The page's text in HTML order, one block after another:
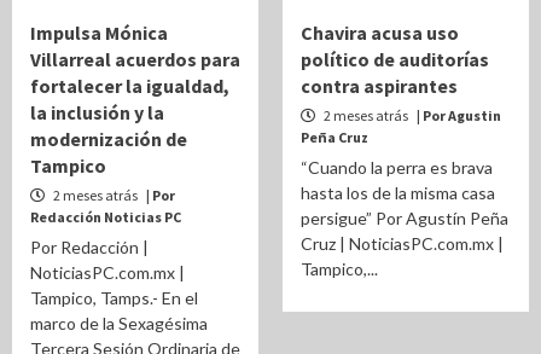
Impulsa Mónica
Villarreal acuerdos para
fortalecer la igualdad,
la inclusión y la
modernización de
Tampico
2 meses atrás | Por
Redacción Noticias PC
Por Redacción |
NoticiasPC.com.mx |
Tampico, Tamps.- En el
marco de la Sexagésima
Tercera Sesión Ordinaria de
Chavira acusa uso
político de auditorías
contra aspirantes
2 meses atrás | Por Agustin
Peña Cruz
“Cuando la perra es brava
hasta los de la misma casa
persigue” Por Agustín Peña
Cruz | NoticiasPC.com.mx |
Tampico,...